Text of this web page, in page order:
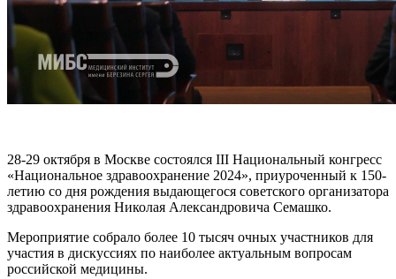
28-29 октября в Москве состоялся III Национальный конгресс
«Национальное здравоохранение 2024», приуроченный к 150-
летию со дня рождения выдающегося советского организатора
здравоохранения Николая Александровича Семашко.
Мероприятие собрало более 10 тысяч очных участников для
участия в дискуссиях по наиболее актуальным вопросам
российской медицины.